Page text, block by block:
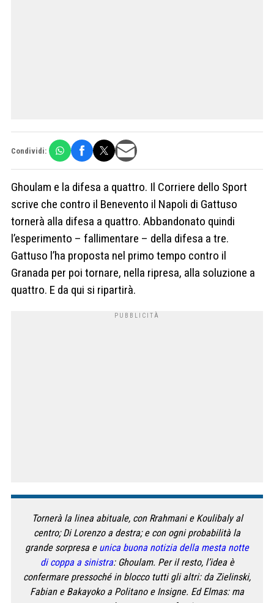
Condividi:
Ghoulam e la difesa a quattro. Il Corriere dello Sport
scrive che contro il Benevento il Napoli di Gattuso
tornerà alla difesa a quattro. Abbandonato quindi
l’esperimento – fallimentare – della difesa a tre.
Gattuso l’ha proposta nel primo tempo contro il
Granada per poi tornare, nella ripresa, alla soluzione a
quattro. E da qui si ripartirà.
Tornerà la linea abituale, con Rrahmani e Koulibaly al
centro; Di Lorenzo a destra; e con ogni probabilità la
grande sorpresa e unica buona notizia della mesta notte
di coppa a sinistra: Ghoulam. Per il resto, l’idea è
confermare pressoché in blocco tutti gli altri: da Zielinski,
Fabian e Bakayoko a Politano e Insigne. Ed Elmas: ma